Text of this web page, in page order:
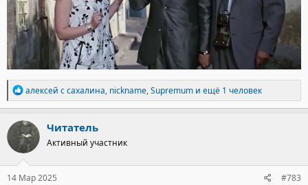
Р
е
а
к
ц
и
и
:
алексей с сахалина, nickname,Supremum и ещё 1 человек
Читатель
Активный участник
14 Мар 2025 #783